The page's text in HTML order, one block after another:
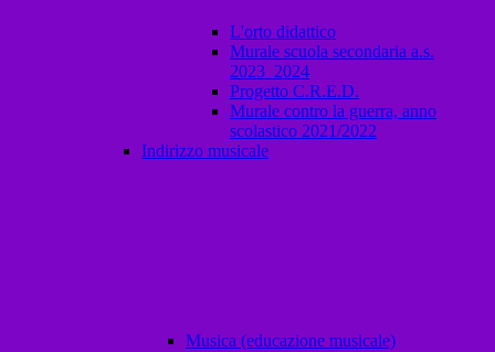
L'orto didattico
Murale scuola secondaria a.s.
2023_2024
Progetto C.R.E.D.
Murale contro la guerra, anno
scolastico 2021/2022
Indirizzo musicale
Musica (educazione musicale)